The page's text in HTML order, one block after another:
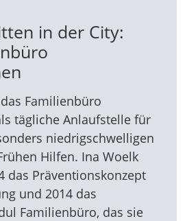
in der City:
Familienbüro
tägliche Anlaufstelle für
niedrigschwelligen
Hilfen. Ina Woelk
das Präventionskonzept
und 2014 das
Familienbüro, das sie